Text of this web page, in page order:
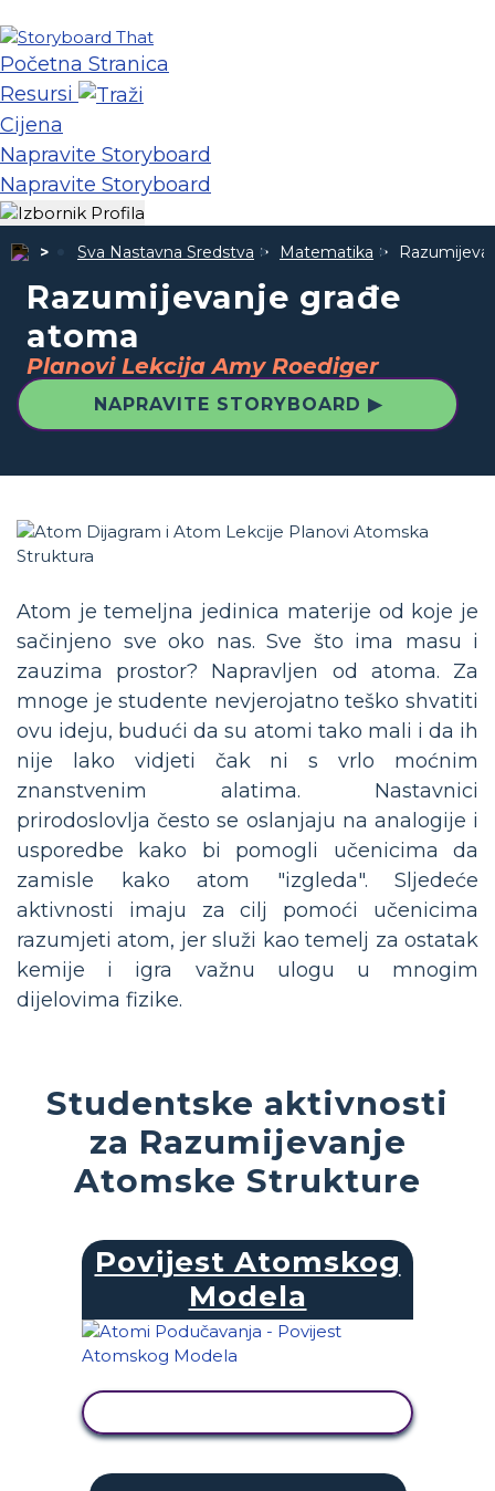
Početna Stranica
Resursi
Cijena
Napravite Storyboard
Napravite Storyboard
Sva Nastavna Sredstva Matematika
Razumijevanje građe
atoma
Planovi Lekcija Amy Roediger
NAPRAVITE STORYBOARD ▶
Atom je temeljna jedinica materije od koje je
sačinjeno sve oko nas. Sve što ima masu i
zauzima prostor? Napravljen od atoma. Za
mnoge je studente nevjerojatno teško shvatiti
ovu ideju, budući da su atomi tako mali i da ih
nije lako vidjeti čak ni s vrlo moćnim
znanstvenim alatima. Nastavnici
prirodoslovlja često se oslanjaju na analogije i
usporedbe kako bi pomogli učenicima da
zamisle kako atom "izgleda". Sljedeće
aktivnosti imaju za cilj pomoći učenicima
razumjeti atom, jer služi kao temelj za ostatak
kemije i igra važnu ulogu u mnogim
dijelovima fizike.
Studentske aktivnosti
za Razumijevanje
Atomske Strukture
Povijest Atomskog
Modela